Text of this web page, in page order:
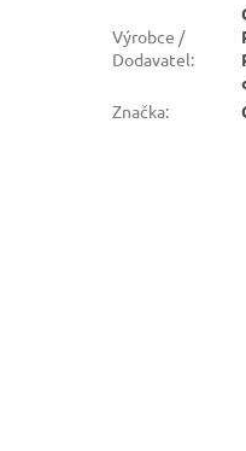
Výrobce /
Dodavatel:
Značka: